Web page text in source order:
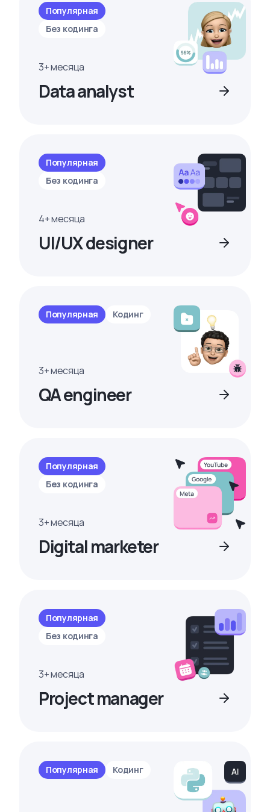
Популярная
Без кодинга
3+ месяца
Data analyst
Популярная
Без кодинга
4+ месяца
UI/UX designer
Популярная Кодинг
3+ месяца
QA engineer
Популярная
Без кодинга
3+ месяца
Digital marketer
Популярная
Без кодинга
3+ месяца
Project manager
Популярная Кодинг